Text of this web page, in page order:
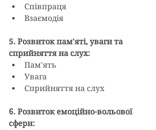
Співпраця
Взаємодія
5. Розвиток пам'яті, уваги та
сприйняття на слух:
Пам'ять
Увага
Сприйняття на слух
6. Розвиток емоційно-вольової
сфери: